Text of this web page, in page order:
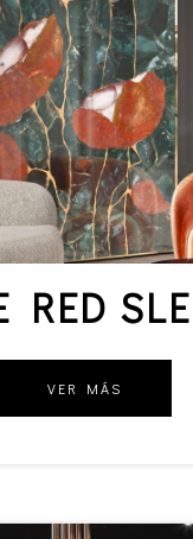
RED
VER MÁS